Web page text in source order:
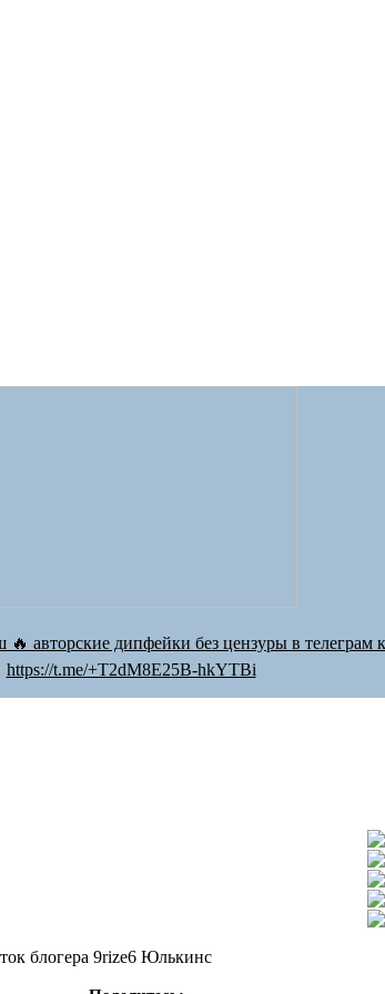
авторские дипфейки без цензуры в телеграм
https://t.me/+T2dM8E25B-hkYTBi
блогера 9rize6 Юлькинс